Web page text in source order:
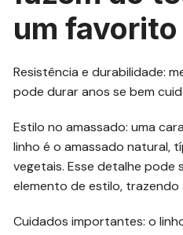
um favorito
Resistência e durabilidade:
pode durar anos se bem
Estilo no amassado: uma
linho é o amassado natural,
vegetais. Esse detalhe pode
elemento de estilo, trazendo
Cuidados importantes: o